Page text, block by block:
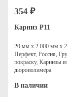
354 ₽
Карниз P11
20 мм х 2 000 мм х
Перфект, Россия,
покраску, Карнизы
дюрополимера
В наличии